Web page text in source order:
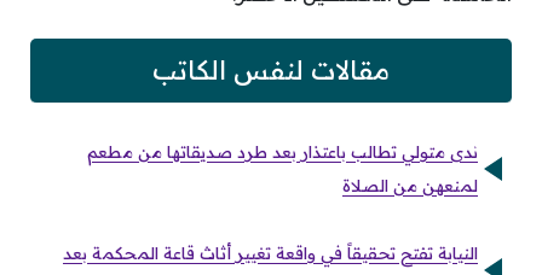
مقالات لنفس الكاتب
ندى متولي تطالب باعتذار بعد طرد صديقاتها من مطعم
لمنعهن من الصلاة
النيابة تفتح تحقيقاً في واقعة تغيير أثاث قاعة المحكمة بعد